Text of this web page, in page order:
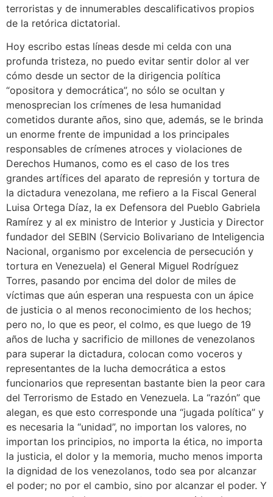
terroristas y de innumerables descalificativos propios
de la retórica dictatorial.
Hoy escribo estas líneas desde mi celda con una
profunda tristeza, no puedo evitar sentir dolor al ver
cómo desde un sector de la dirigencia política
“opositora y democrática”, no sólo se ocultan y
menosprecian los crímenes de lesa humanidad
cometidos durante años, sino que, además, se le brinda
un enorme frente de impunidad a los principales
responsables de crímenes atroces y violaciones de
Derechos Humanos, como es el caso de los tres
grandes artífices del aparato de represión y tortura de
la dictadura venezolana, me refiero a la Fiscal General
Luisa Ortega Díaz, la ex Defensora del Pueblo Gabriela
Ramírez y al ex ministro de Interior y Justicia y Director
fundador del SEBIN (Servicio Bolivariano de Inteligencia
Nacional, organismo por excelencia de persecución y
tortura en Venezuela) el General Miguel Rodríguez
Torres, pasando por encima del dolor de miles de
víctimas que aún esperan una respuesta con un ápice
de justicia o al menos reconocimiento de los hechos;
pero no, lo que es peor, el colmo, es que luego de 19
años de lucha y sacrificio de millones de venezolanos
para superar la dictadura, colocan como voceros y
representantes de la lucha democrática a estos
funcionarios que representan bastante bien la peor cara
del Terrorismo de Estado en Venezuela. La “razón” que
alegan, es que esto corresponde una “jugada política” y
es necesaria la “unidad”, no importan los valores, no
importan los principios, no importa la ética, no importa
la justicia, el dolor y la memoria, mucho menos importa
la dignidad de los venezolanos, todo sea por alcanzar
el poder; no por el cambio, sino por alcanzar el poder. Y